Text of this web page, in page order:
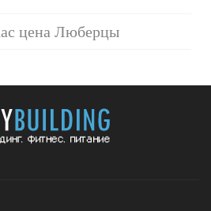
цена Люберцы